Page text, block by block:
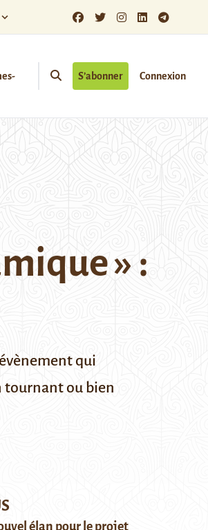
S’abonner Connexion
» :
qui
tournant ou bien
élan pour le projet